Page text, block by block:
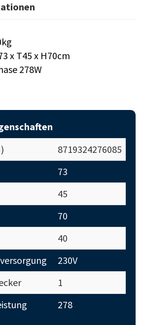
x T45 x H70cm
278W
8719324276085
73
45
70
40
230V
1
278